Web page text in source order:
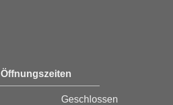
Öffnungszeiten
Geschlossen